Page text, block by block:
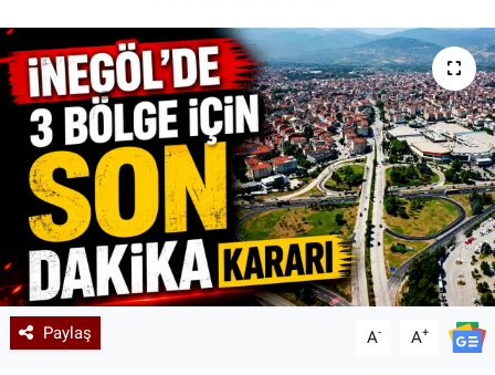
Paylaş A- A+
Kültür & Sanat
Sağlık
Siyaset
Teknoloji
Yazarlar
Astroloji-Rüya